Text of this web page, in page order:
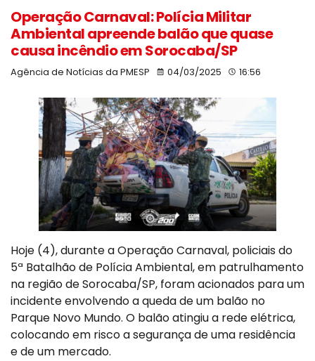
Operação Carnaval: Polícia Militar
Ambiental apreende balão que quase
causa incêndio em Sorocaba/SP
Agência de Notícias da PMESP 04/03/2025 16:56
Hoje (4), durante a Operação Carnaval, policiais do
5ª Batalhão de Polícia Ambiental, em patrulhamento
na região de Sorocaba/SP, foram acionados para um
incidente envolvendo a queda de um balão no
Parque Novo Mundo. O balão atingiu a rede elétrica,
colocando em risco a segurança de uma residência
e de um mercado.